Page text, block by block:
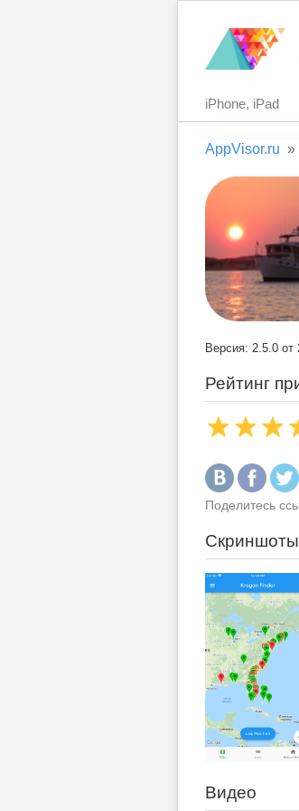
iPhone, iPad
AppVisor.ru »
Версия: 2.5.0 от
Рейтинг
Поделитесь
Скриншоты
Видео